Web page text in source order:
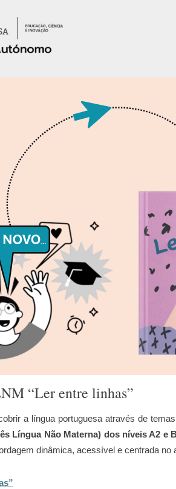
“Ler entre linhas”
a língua portuguesa através de
Língua Não Materna) dos níveis A2 e
dinâmica, acessível e centrada no